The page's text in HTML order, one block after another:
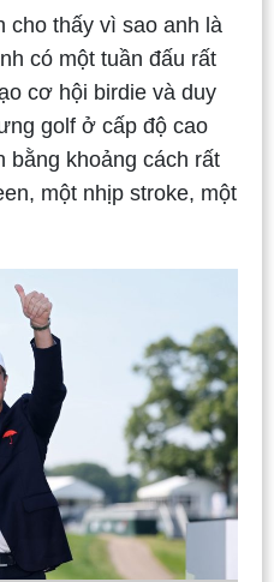
cho thấy vì sao anh là
có một tuần đấu rất
cơ hội birdie và duy
golf ở cấp độ cao
khoảng cách rất
một nhịp stroke, một